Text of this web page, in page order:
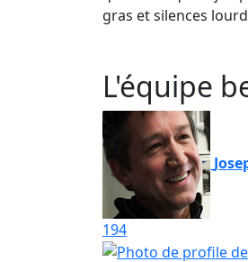
gras et silences
L'équipe
194